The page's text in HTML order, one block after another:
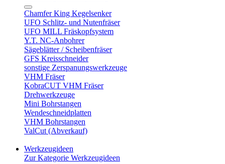
Chamfer King Kegelsenker
UFO Schlitz- und Nutenfräser
UFO MILL Fräskopfsystem
Y.T. NC-Anbohrer
Sägeblätter / Scheibenfräser
GFS Kreisschneider
sonstige Zerspanungswerkzeuge
VHM Fräser
KobraCUT VHM Fräser
Drehwerkzeuge
Mini Bohrstangen
Wendeschneidplatten
VHM Bohrstangen
ValCut (Abverkauf)
Werkzeugideen
Zur Kategorie Werkzeugideen